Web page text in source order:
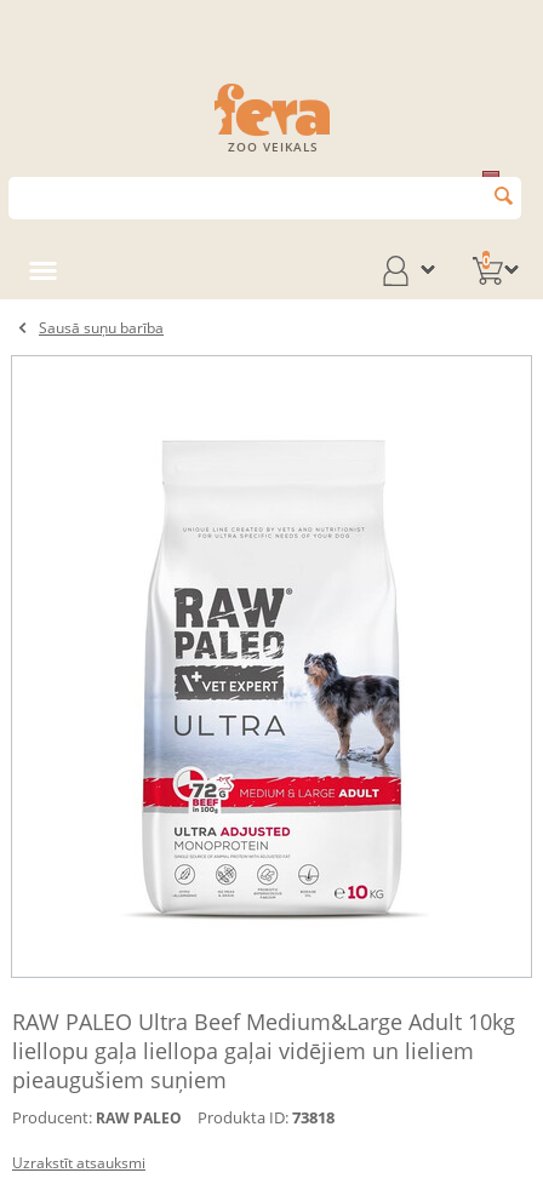
ZOO VEIKALS
0
Sausā suņu barība
RAW PALEO Ultra Beef Medium&Large Adult 10kg
liellopu gaļa liellopa gaļai vidējiem un lieliem
pieaugušiem suņiem
Producent: RAW PALEO Produkta ID:73818
Uzrakstīt atsauksmi